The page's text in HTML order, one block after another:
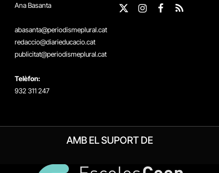
Ana Basanta
abasanta@periodismeplural.cat
redaccio@diarieducacio.cat
publicitat@periodismeplural.cat
Telèfon:
932 311 247
X
InstagramFacebook
RSS
AMB EL SUPORT DE